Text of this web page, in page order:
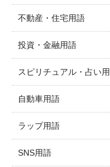
不動産・住宅用語
投資・金融用語
スピリチュアル・占い
自動車用語
ラップ用語
SNS用語